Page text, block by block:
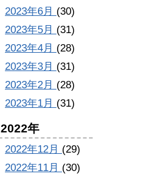
2023年6月 (30)
2023年5月 (31)
2023年4月 (28)
2023年3月 (31)
2023年2月 (28)
2023年1月 (31)
2022年
2022年12月 (29)
2022年11月 (30)